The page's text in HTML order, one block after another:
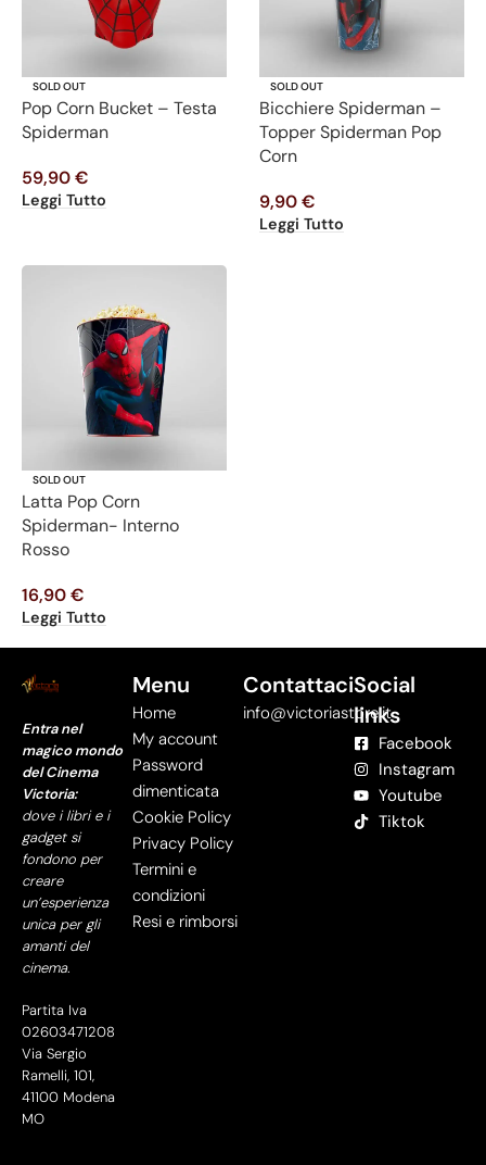
SOLD OUT
Pop Corn Bucket – Testa
Spiderman
59,90€
Leggi Tutto
SOLD OUT
Bicchiere Spiderman –
Topper Spiderman Pop
Corn
9,90€
Leggi Tutto
SOLD OUT
Latta Pop Corn
Spiderman- Interno
Rosso
16,90€
Leggi Tutto
Entra nel
magico mondo
del Cinema
Victoria:
dove i libri e i
gadget si
fondono per
creare
un’esperienza
unica per gli
amanti del
cinema.
Partita Iva
02603471208
Via Sergio
Ramelli, 101,
41100 Modena
MO
Menu
Home
My account
Password
dimenticata
Cookie Policy
Privacy Policy
Termini e
condizioni
Resi e rimborsi
Contattaci
info@victoriastore.it
Social
links
Facebook
Instagram
Youtube
Tiktok